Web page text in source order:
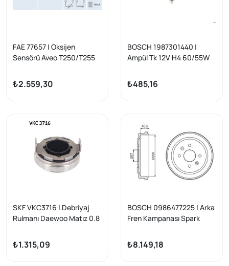
FAE 77657 | Oksijen
Sensörü Aveo T250/T255
₺2.559,30
BOSCH 1987301440 |
Ampül Tk 12V H4 60/55W
₺485,16
SKF VKC3716 | Debriyaj
Rulmanı Daewoo Matız 0.8
Alto Swift 1.0 / 1.3 (Prb 06)
₺1.315,09
BOSCH 0986477225 | Arka
Fren Kampanası Spark
₺8.149,18